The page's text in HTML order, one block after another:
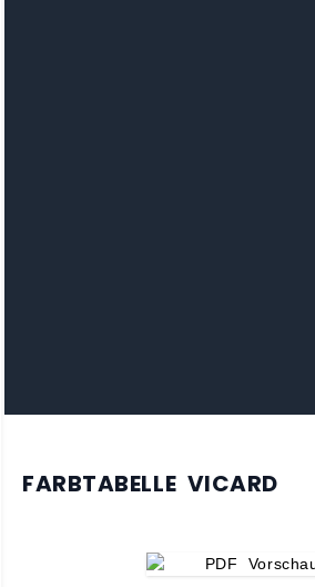
FARBTABELLE VICARD